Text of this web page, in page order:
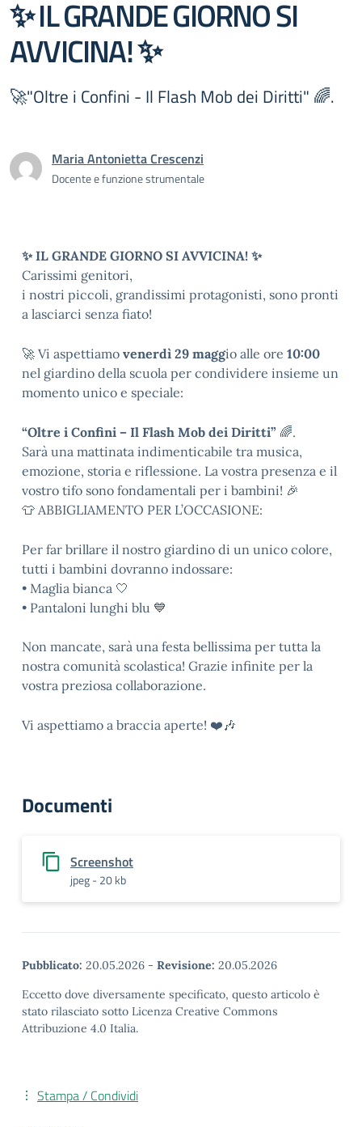
✨ IL GRANDE GIORNO SI
AVVICINA! ✨
🚀"Oltre i Confini - Il Flash Mob dei Diritti" 🌈.
Maria Antonietta Crescenzi
Docente e funzione strumentale
✨ IL GRANDE GIORNO SI AVVICINA! ✨
Carissimi genitori,
i nostri piccoli, grandissimi protagonisti, sono pronti
a lasciarci senza fiato!
🚀 Vi aspettiamo venerdì 29 maggio alle ore 10:00
nel giardino della scuola per condividere insieme un
momento unico e speciale:
“Oltre i Confini – Il Flash Mob dei Diritti” 🌈.
Sarà una mattinata indimenticabile tra musica,
emozione, storia e riflessione. La vostra presenza e il
vostro tifo sono fondamentali per i bambini! 🎉
👕 ABBIGLIAMENTO PER L’OCCASIONE:
Per far brillare il nostro giardino di un unico colore,
tutti i bambini dovranno indossare:
• Maglia bianca 🤍
• Pantaloni lunghi blu 💙
Non mancate, sarà una festa bellissima per tutta la
nostra comunità scolastica! Grazie infinite per la
vostra preziosa collaborazione.
Vi aspettiamo a braccia aperte! ❤️🎶
Documenti
Screenshot
jpeg - 20 kb
Pubblicato: 20.05.2026 - Revisione: 20.05.2026
Eccetto dove diversamente specificato, questo articolo è
stato rilasciato sotto Licenza Creative Commons
Attribuzione 4.0 Italia.
Stampa / Condividi